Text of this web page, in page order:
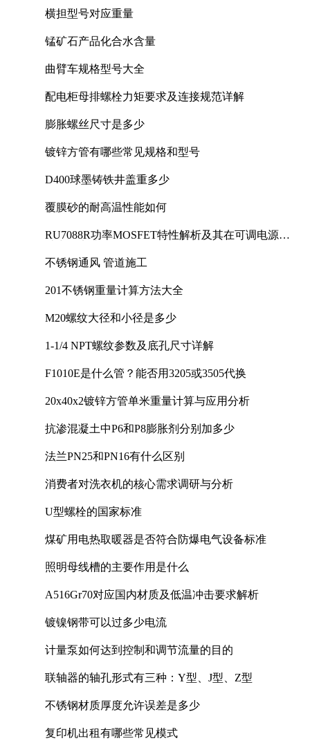
横担型号对应重量
锰矿石产品化合水含量
曲臂车规格型号大全
配电柜母排螺栓力矩要求及连接规范详解
膨胀螺丝尺寸是多少
镀锌方管有哪些常见规格和型号
D400球墨铸铁井盖重多少
覆膜砂的耐高温性能如何
RU7088R功率MOSFET特性解析及其在可调电源设
不锈钢通风 管道施工
201不锈钢重量计算方法大全
M20螺纹大径和小径是多少
1-1/4 NPT螺纹参数及底孔尺寸详解
F1010E是什么管？能否用3205或3505代换
20x40x2镀锌方管单米重量计算与应用分析
抗渗混凝土中P6和P8膨胀剂分别加多少
法兰PN25和PN16有什么区别
消费者对洗衣机的核心需求调研与分析
U型螺栓的国家标准
煤矿用电热取暖器是否符合防爆电气设备标准
照明母线槽的主要作用是什么
A516Gr70对应国内材质及低温冲击要求解析
镀镍钢带可以过多少电流
计量泵如何达到控制和调节流量的目的
联轴器的轴孔形式有三种：Y型、J型、Z型
不锈钢材质厚度允许误差是多少
复印机出租有哪些常见模式